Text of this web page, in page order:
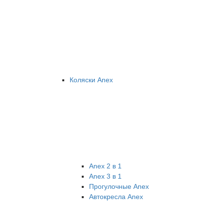
Коляски Anex
Anex 2 в 1
Anex 3 в 1
Прогулочные Anex
Автокресла Anex